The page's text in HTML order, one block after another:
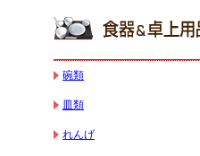
碗類
皿類
れんげ